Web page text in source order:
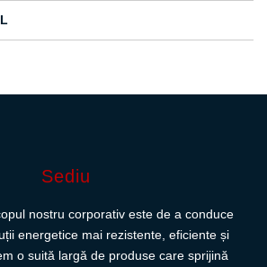
Sediu
nostru corporativ este de a conduce
energetice mai rezistente, eficiente și
o suită largă de produse care sprijină